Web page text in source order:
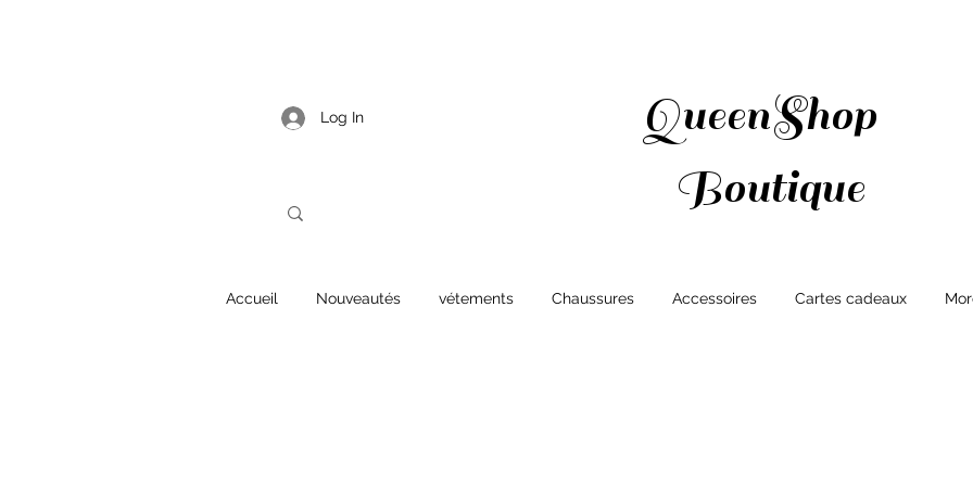
Log In
QueenShop
Boutique
Accueil Nouveautés vétements Chaussures Accessoires Cartes cadeaux